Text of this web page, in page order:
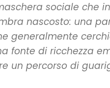
sociale che
nascosto: una
generalmente
fonte di ricchezza
un percorso di